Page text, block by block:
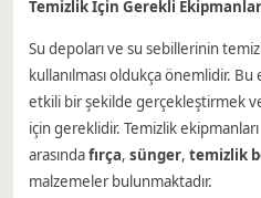
Temizlik İçin Gerekli Ekipmanlar
Su depoları ve su sebillerinin
kullanılması oldukça önemlidir.
etkili bir şekilde gerçekleştirmek
için gereklidir. Temizlik ekipmanları
arasındafırça, sünger, temizlik
malzemeler bulunmaktadır.